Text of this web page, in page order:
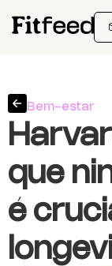
Bem-estar
que
é